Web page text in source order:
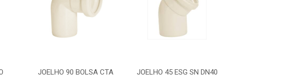
JOELHO 90 BOLSA CTA
JOELHO 45 ESG SN DN40